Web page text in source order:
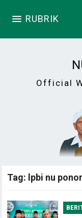
RUBRIK
Official
Tag: lpbi nu